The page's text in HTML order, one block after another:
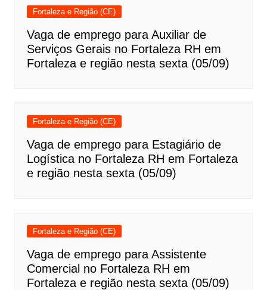
Fortaleza e Região (CE)
Vaga de emprego para Auxiliar de
Serviços Gerais no Fortaleza RH em
Fortaleza e região nesta sexta (05/09)
Fortaleza e Região (CE)
Vaga de emprego para Estagiário de
Logística no Fortaleza RH em Fortaleza
e região nesta sexta (05/09)
Fortaleza e Região (CE)
Vaga de emprego para Assistente
Comercial no Fortaleza RH em
Fortaleza e região nesta sexta (05/09)